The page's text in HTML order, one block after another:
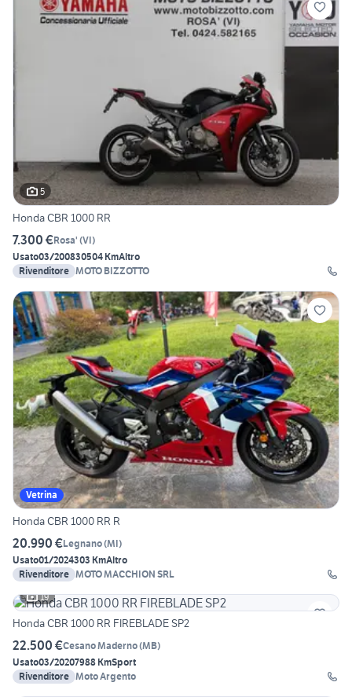
5
Honda CBR 1000 RR
7.300 €Rosa' (VI)
Usato03/200830504 KmAltro
Rivenditore MOTO BIZZOTTO
Vetrina
Honda CBR 1000 RR R
20.990 €Legnano(MI)
Usato01/2024303 KmAltro
Rivenditore MOTO MACCHION SRL
19
Honda CBR 1000 RR FIREBLADE SP2
22.500 €Cesano Maderno(MB)
Usato03/20207988 KmSport
Rivenditore Moto Argento